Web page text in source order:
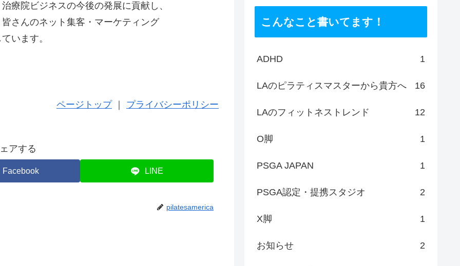
療院ビジネスの今後の発展に貢献し、
さんのネット集客・マーケティング
います。
ページトップ｜ プライバシーポリシー
アする
Facebook LINE
pilatesamerica
こんなこと書いてます！
ADHD 1
LAのピラティスマスターから貴方へ 16
LAのフィットネストレンド 12
O脚 1
PSGA JAPAN 1
PSGA認定・提携スタジオ 2
X脚 1
お知らせ 2